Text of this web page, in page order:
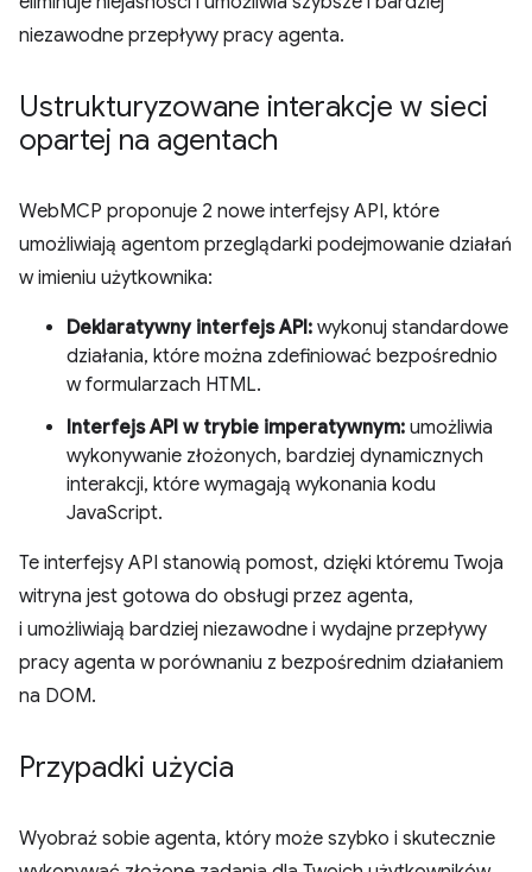
niezawodne przepływy pracy agenta.
Ustrukturyzowane interakcje w sieci
opartej na agentach
WebMCP proponuje 2 nowe interfejsy API, które
umożliwiają agentom przeglądarki podejmowanie działań
w imieniu użytkownika:
Deklaratywny interfejs API: wykonuj standardowe
działania, które można zdefiniować bezpośrednio
w formularzach HTML.
Interfejs API w trybie imperatywnym: umożliwia
wykonywanie złożonych, bardziej dynamicznych
interakcji, które wymagają wykonania kodu
JavaScript.
Te interfejsy API stanowią pomost, dzięki któremu Twoja
witryna jest gotowa do obsługi przez agenta,
i umożliwiają bardziej niezawodne i wydajne przepływy
pracy agenta w porównaniu z bezpośrednim działaniem
na DOM.
Przypadki użycia
Wyobraź sobie agenta, który może szybko i skutecznie